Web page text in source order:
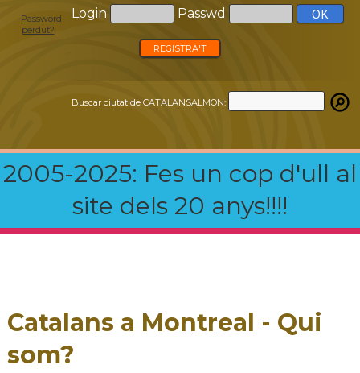
Login Passwd
Password
perdut?
REGISTRA'T
Buscar ciutat de CATALANSALMON:
2005-2025: Fes un cop d'ull al
site dels 20 anys!!!!
Catalans a Montreal - Qui
som?